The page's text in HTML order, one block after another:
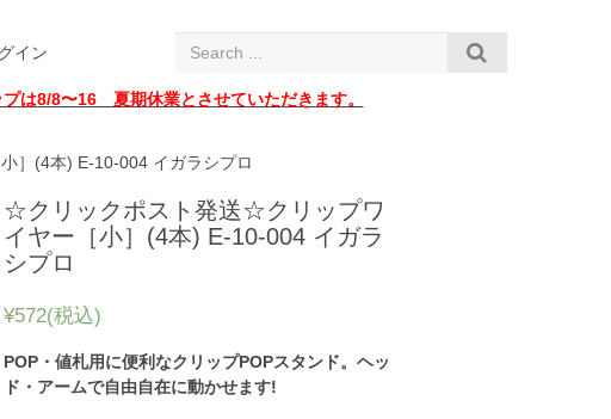
a
イン
は8/8〜16 夏期休業とさせていただきます。
］(4本) E-10-004 イガラシプロ
☆クリックポスト発送☆クリップワ
イヤー［小］(4本) E-10-004 イガラ
シプロ
¥572(税込)
POP・値札用に便利なクリップPOPスタンド。ヘッ
ド・アームで自由自在に動かせます!